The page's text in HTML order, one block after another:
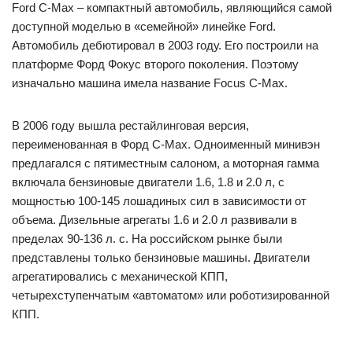
Ford C-Max – компактный автомобиль, являющийся самой
доступной моделью в «семейной» линейке Ford.
Автомобиль дебютировал в 2003 году. Его построили на
платформе Форд Фокус второго поколения. Поэтому
изначально машина имела название Focus C-Max.
В 2006 году вышла рестайлинговая версия,
переименованная в Форд C-Max. Одноименный минивэн
предлагался с пятиместным салоном, а моторная гамма
включала бензиновые двигатели 1.6, 1.8 и 2.0 л, с
мощностью 100-145 лошадиных сил в зависимости от
объема. Дизельные агрегаты 1.6 и 2.0 л развивали в
пределах 90-136 л. с. На российском рынке были
представлены только бензиновые машины. Двигатели
агрегатировались с механической КПП,
четырехступенчатым «автоматом» или роботизированной
КПП.